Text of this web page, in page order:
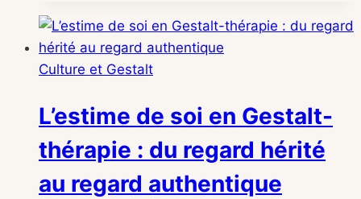
Culture et Gestalt
L’estime de soi en Gestalt-
thérapie : du regard hérité
au regard authentique